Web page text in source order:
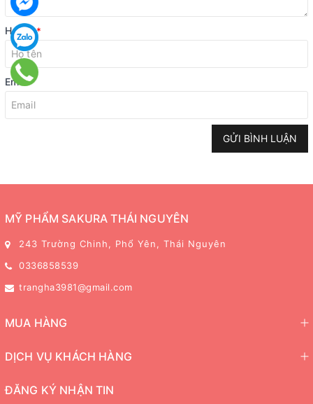
Họ tên*
Email*
GỬI BÌNH LUẬN
MỸ PHẨM SAKURA THÁI NGUYÊN
243 Trường Chinh, Phổ Yên, Thái Nguyên
0336858539
trangha3981@gmail.com
MUA HÀNG
DỊCH VỤ KHÁCH HÀNG
ĐĂNG KÝ NHẬN TIN